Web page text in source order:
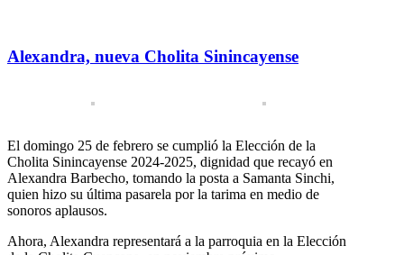
Alexandra, nueva Cholita Sinincayense
El domingo 25 de febrero se cumplió la Elección de la
Cholita Sinincayense 2024-2025, dignidad que recayó en
Alexandra Barbecho, tomando la posta a Samanta Sinchi,
quien hizo su última pasarela por la tarima en medio de
sonoros aplausos.
Ahora, Alexandra representará a la parroquia en la Elección